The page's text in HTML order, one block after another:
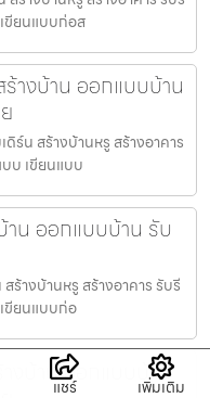
ขียนแบบก่อส
างบ้าน ออกแบบบ้าน
ร์น สร้างบ้านหรู สร้างอาคาร
บ เขียนแบบ
าน ออกแบบบ้าน รับ
ร้างบ้านหรู สร้างอาคาร รับรี
ขียนแบบก่อ
งบ้าน ออกแบบบ้าน
แชร์ เพิ่มเติม